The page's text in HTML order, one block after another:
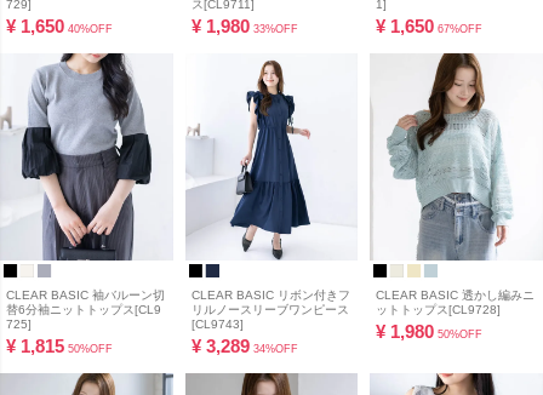
729]
¥ 1,650 40%OFF
ス[CL9711]
¥ 1,980 33%OFF
1]
¥ 1,650 67%OFF
CLEAR BASIC 袖バルーン切
替6分袖ニットトップス[CL9
725]
¥ 1,815 50%OFF
CLEAR BASIC リボン付きフ
リルノースリーブワンピース
[CL9743]
¥ 3,289 34%OFF
CLEAR BASIC 透かし編みニ
ットトップス[CL9728]
¥ 1,980 50%OFF